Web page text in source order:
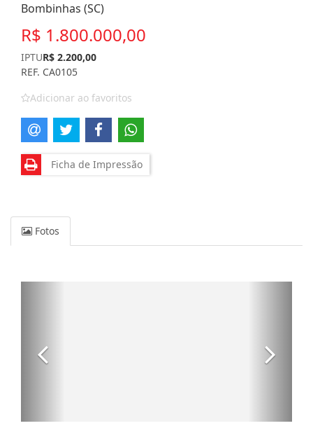
Bombinhas (SC)
R$ 1.800.000,00
IPTUR$ 2.200,00
REF. CA0105
Adicionar ao favoritos
Ficha de Impressão
Fotos